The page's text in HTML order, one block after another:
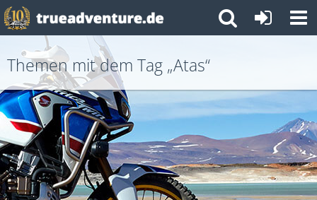
Themen mit dem Tag „Atas“